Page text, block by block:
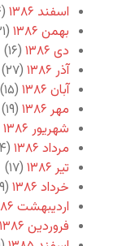
اسفند ۱۳۸۶
(۲۴)
بهمن ۱۳۸۶
(۲۱)
دی ۱۳۸۶
(۱۶)
آذر ۱۳۸۶
(۲۷)
آبان ۱۳۸۶
(۱۵)
مهر ۱۳۸۶
(۱۹)
شهریور ۱۳۸۶
مرداد ۱۳۸۶
(۱۴)
تیر ۱۳۸۶
(۱۷)
خرداد ۱۳۸۶
(۹)
اردیبهشت ۱۳۸۶
فروردین ۱۳۸۶